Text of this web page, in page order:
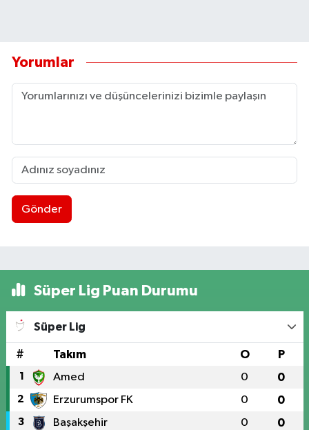
Yorumlar
Gönder
Süper Lig Puan Durumu
Süper Lig
# Takım O P
1 Amed 0 0
2 Erzurumspor FK 0 0
3 Başakşehir 0 0